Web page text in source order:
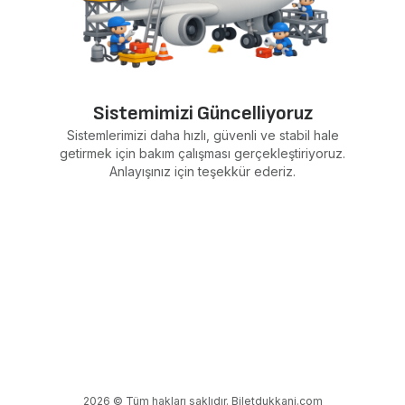
Sistemimizi Güncelliyoruz
Sistemlerimizi daha hızlı, güvenli ve stabil hale
getirmek için bakım çalışması gerçekleştiriyoruz.
Anlayışınız için teşekkür ederiz.
2026 © Tüm hakları saklıdır. Biletdukkani.com